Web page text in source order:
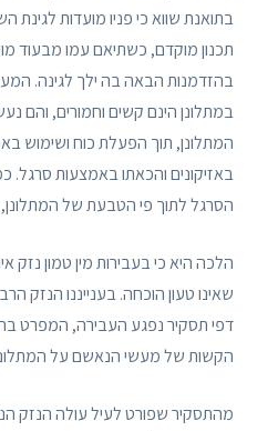
בתואנת שווא כי פניו מועדות לגינת
תכנון מוקדם, כשתיאם עמו מבעוד
בהזדמנות הבאה בה ילך לגינה.
במתלונן הינם קשים וחמורים, והם
המתלונן, תוך הפעלת כוח ושימוש
באזיקונים והכאתו באמצעות סרגל.
הסרגל לתוך פי הטבעת של
הלכה היא כי בעבירות מין טמון נזק
שאינו טעון הוכחה. בענייננו הנזק
דפי תסקיר נפגע העבירה, המפרט
הקשות של מעשי הנאשם על
מהתסקיר שפורט לעיל עולה הנזק